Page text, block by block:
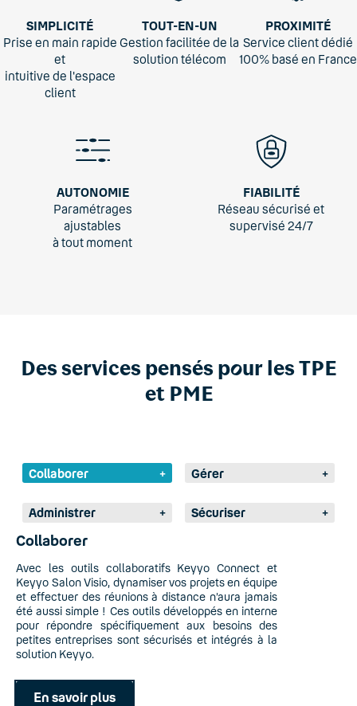
SIMPLICITÉ
Prise en main rapide
et
intuitive de l'espace
client
TOUT-EN-UN
Gestion facilitée de la
solution télécom
PROXIMITÉ
Service client dédié
100% basé en France
AUTONOMIE
Paramétrages
ajustables
à tout moment
FIABILITÉ
Réseau sécurisé et
supervisé 24/7
Des services pensés pour les TPE
et PME
Collaborer
Avec les outils collaboratifs Keyyo Connect et
Keyyo Salon Visio, dynamiser vos projets en équipe
et effectuer des réunions à distance n’aura jamais
été aussi simple ! Ces outils développés en interne
pour répondre spécifiquement aux besoins des
petites entreprises sont sécurisés et intégrés à la
solution Keyyo.
En savoir plus
Collaborer + Gérer +
Administrer + Sécuriser +